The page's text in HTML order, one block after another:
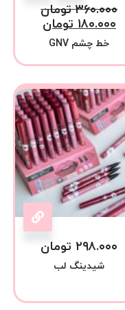
۳۶۰.۰۰۰ تومان
۱۸۰.۰۰۰ تومان
خط چشم GNV
۲۹۸.۰۰۰ تومان
شیدینگ لب